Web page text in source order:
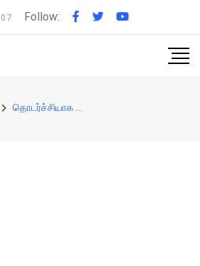
07 Follow: